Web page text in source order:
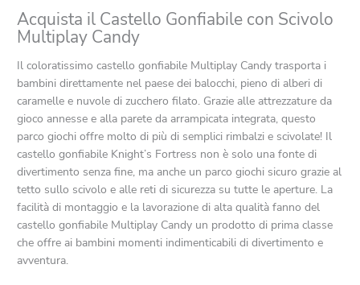
Acquista il Castello Gonfiabile con Scivolo
Multiplay Candy
Il coloratissimo castello gonfiabile Multiplay Candy trasporta i
bambini direttamente nel paese dei balocchi, pieno di alberi di
caramelle e nuvole di zucchero filato. Grazie alle attrezzature da
gioco annesse e alla parete da arrampicata integrata, questo
parco giochi offre molto di più di semplici rimbalzi e scivolate! Il
castello gonfiabile Knight’s Fortress non è solo una fonte di
divertimento senza fine, ma anche un parco giochi sicuro grazie al
tetto sullo scivolo e alle reti di sicurezza su tutte le aperture. La
facilità di montaggio e la lavorazione di alta qualità fanno del
castello gonfiabile Multiplay Candy un prodotto di prima classe
che offre ai bambini momenti indimenticabili di divertimento e
avventura.